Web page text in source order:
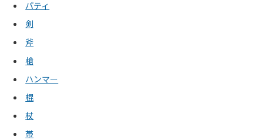
パティ
剣
斧
槍
ハンマー
棍
杖
帯